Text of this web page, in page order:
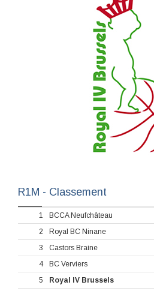
R1M - Classement
1 BCCA Neufchâteau
2
Royal BC Ninane
3
Castors Braine
4
BC Verviers
5
Royal IV Brussels